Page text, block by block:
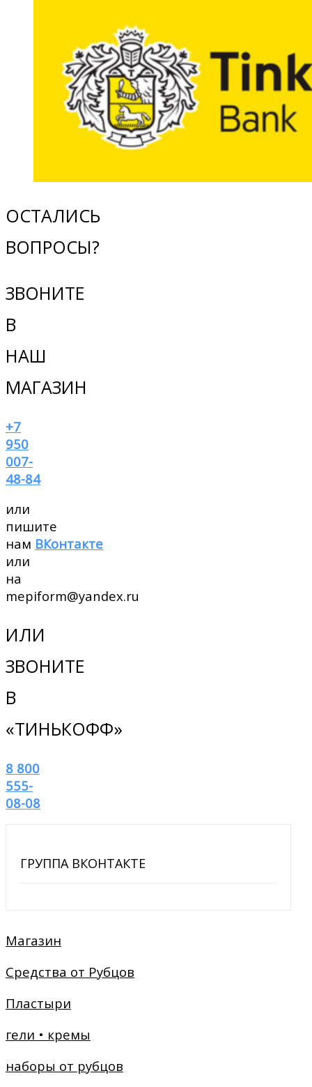
ОСТАЛИСЬ
ВОПРОСЫ?
ЗВОНИТЕ
В
НАШ
МАГАЗИН
+7
950
007-
48-84
или
пишите
нам ВКонтакте
или
на
mepiform@yandex.ru
ИЛИ
ЗВОНИТЕ
В
«ТИНЬКОФФ»
8 800
555-
08-08
ГРУППА ВКОНТАКТЕ
Магазин
Средства от Рубцов
Пластыри
гели • кремы
наборы от рубцов